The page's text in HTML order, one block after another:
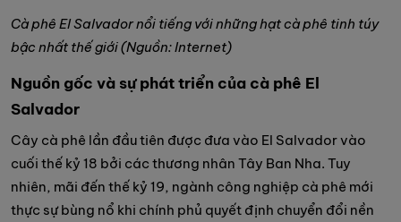
Cà phê El Salvador nổi tiếng với những hạt cà phê tinh túy
bậc nhất thế giới (Nguồn: Internet)
Nguồn gốc và sự phát triển của cà phê El
Salvador
Cây cà phê lần đầu tiên được đưa vào El Salvador vào
cuối thế kỷ 18 bởi các thương nhân Tây Ban Nha. Tuy
nhiên, mãi đến thế kỷ 19, ngành công nghiệp cà phê mới
thực sự bùng nổ khi chính phủ quyết định chuyển đổi nền